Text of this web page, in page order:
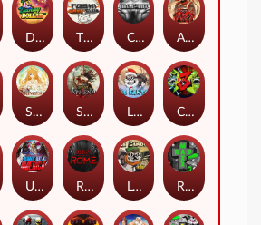
Danny Dollar TOSHI WAYS CLUB CIRCLE OF LIFE ARMY OF ARES
SUN PRINCESS SPEAR OF ATHENA LE SANTA CHAOS CREW 3
Ultimate Slot of America Reign of Rome Le Bandit Rad Maxx